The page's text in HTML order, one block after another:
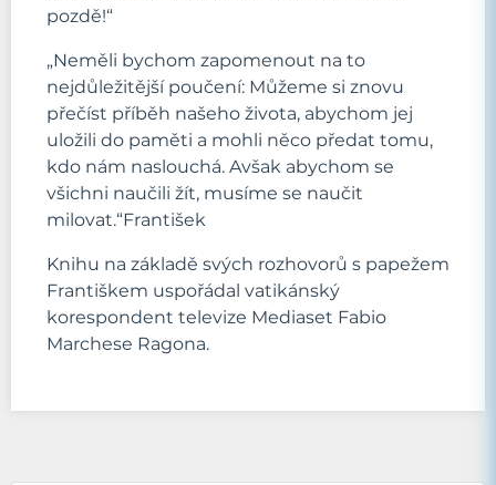
pozdě!“
„Neměli bychom zapomenout na to
nejdůležitější poučení: Můžeme si znovu
přečíst příběh našeho života, abychom jej
uložili do paměti a mohli něco předat tomu,
kdo nám naslouchá. Avšak abychom se
všichni naučili žít, musíme se naučit
milovat.“František
Knihu na základě svých rozhovorů s papežem
Františkem uspořádal vatikánský
korespondent televize Mediaset Fabio
Marchese Ragona.